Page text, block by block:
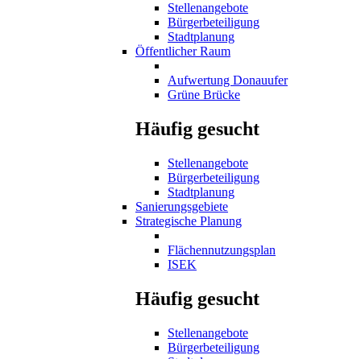
Stellenangebote
Bürgerbeteiligung
Stadtplanung
Öffentlicher Raum
Aufwertung Donauufer
Grüne Brücke
Häufig gesucht
Stellenangebote
Bürgerbeteiligung
Stadtplanung
Sanierungsgebiete
Strategische Planung
Flächennutzungsplan
ISEK
Häufig gesucht
Stellenangebote
Bürgerbeteiligung